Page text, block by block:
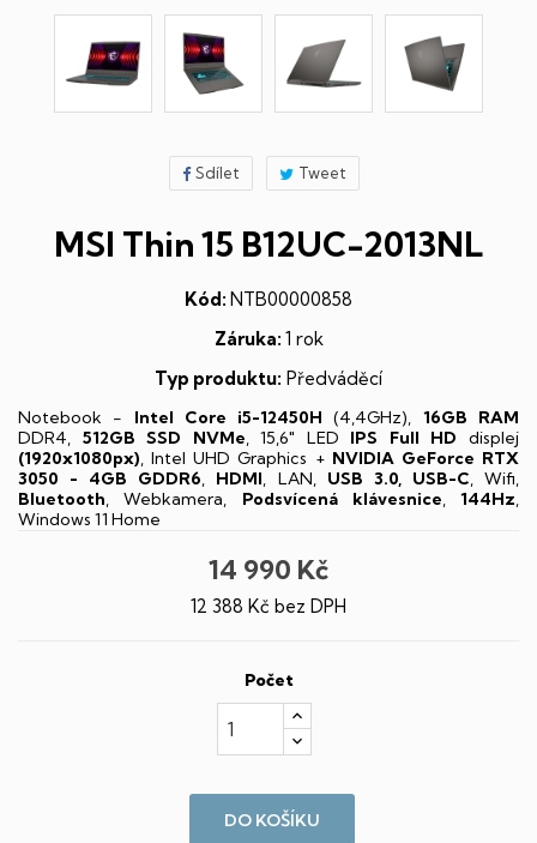
Sdílet Tweet
MSI Thin 15 B12UC-2013NL
Kód: NTB00000858
Záruka: 1 rok
Typ produktu: Předváděcí
Notebook - Intel Core i5-12450H(4,4GHz), 16GB RAM
DDR4, 512GB SSD NVMe, 15,6" LED IPS Full HD displej
(1920x1080px), Intel UHD Graphics + NVIDIA GeForce RTX
3050 - 4GB GDDR6, HDMI, LAN, USB 3.0, USB-C, Wifi,
Bluetooth, Webkamera, Podsvícená klávesnice, 144Hz,
Windows 11 Home
14 990 Kč
12 388 Kč bez DPH
Počet
DO KOŠÍKU